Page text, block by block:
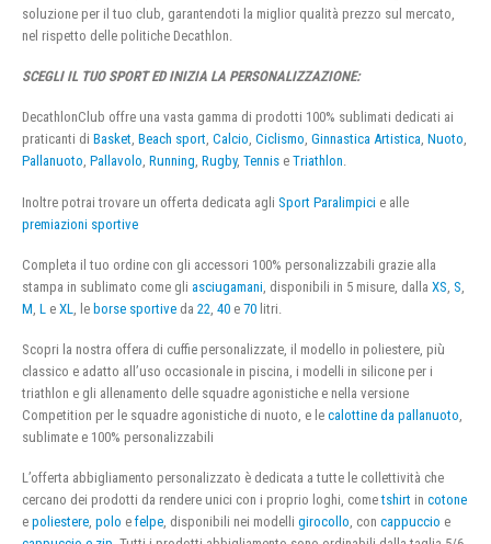
soluzione per il tuo club, garantendoti la miglior qualità prezzo sul mercato,
nel rispetto delle politiche Decathlon.
SCEGLI IL TUO SPORT ED INIZIA LA PERSONALIZZAZIONE:
DecathlonClub offre una vasta gamma di prodotti 100% sublimati dedicati ai
praticanti di Basket, Beach sport, Calcio, Ciclismo, Ginnastica Artistica, Nuoto,
Pallanuoto, Pallavolo, Running, Rugby, Tennis e Triathlon.
Inoltre potrai trovare un offerta dedicata agli Sport Paralimpici e alle
premiazioni sportive
Completa il tuo ordine con gli accessori 100% personalizzabili grazie alla
stampa in sublimato come gli asciugamani , disponibili in 5 misure, dalla XS S
M L e XL , le borse sportive da 22 40 e 70 litri.
Scopri la nostra offera di cuffie personalizzate, il modello in poliestere, più
classico e adatto all’uso occasionale in piscina, i modelli in silicone per i
triathlon e gli allenamento delle squadre agonistiche e nella versione
Competition per le squadre agonistiche di nuoto, e le calottine da pallanuoto,
sublimate e 100% personalizzabili
L’offerta abbigliamento personalizzato è dedicata a tutte le collettività che
cercano dei prodotti da rendere unici con i proprio loghi, cometshirt in cotone
e poliestere, polo e felpe, disponibili nei modelli girocollo, con cappuccio e